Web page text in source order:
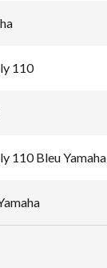
110
110 Bleu Yamaha